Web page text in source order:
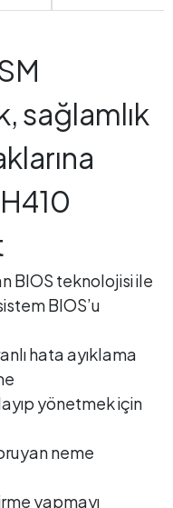
sağlamlık
BIOS teknolojisi ile
BIOS’u
hata ayıklama
yönetmek için
neme
yapmayı